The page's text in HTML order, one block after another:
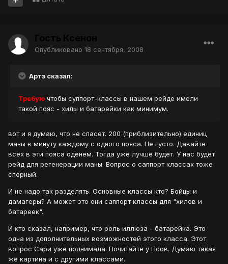
Опубликовано 18 сентября, 2008
Артэ сказал:
Требую чтобы суппорт-классы в нашем рейде имели
такой пояс - хилы и батарейки как минимум.
вот и я думаю, что не спасет. 200 (приблизительно) единиц
маны в минуту каждому с одного пояса. Не густо. Давайте
всех в эти пояса оденем. Тогда уже лучше будет. У нас будет
рейд для регенерации маны. Вопрос о саппорт классах тоже
спорный.
И не надо так разделять. Основные классы кто? Бойцы и
дамагеры? А может это они саппорт классы для "хилов и
батареек".
И кто сказал, например, что роль иллюза - батарейка. Это
одна из дополнительных возможностей этого класса. Этот
вопрос Сари уже поднимала. Почитайте у Псов. Думаю такая
же картина и с другими классами.